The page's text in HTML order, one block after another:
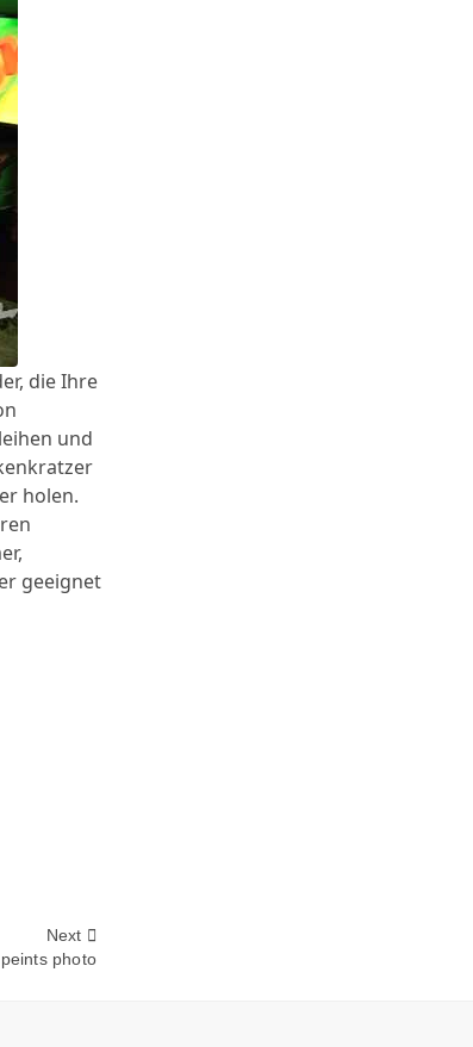
die Ihre
und
holen.
geeignet
Next
photo